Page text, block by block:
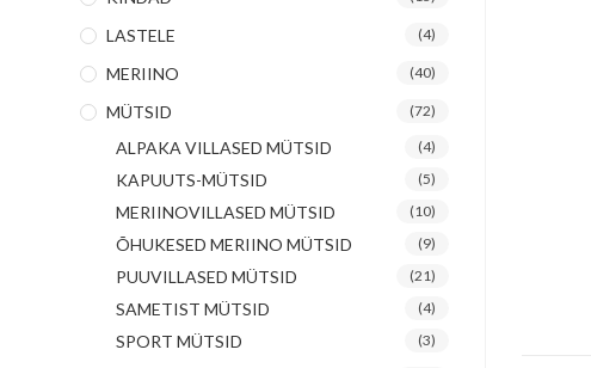
LASTELE (4)
MERIINO (40)
MÜTSID (72)
ALPAKA VILLASED MÜTSID (4)
KAPUUTS-MÜTSID (5)
MERIINOVILLASED MÜTSID (10)
ÕHUKESED MERIINO MÜTSID (9)
PUUVILLASED MÜTSID (21)
SAMETIST MÜTSID (4)
SPORT MÜTSID (3)